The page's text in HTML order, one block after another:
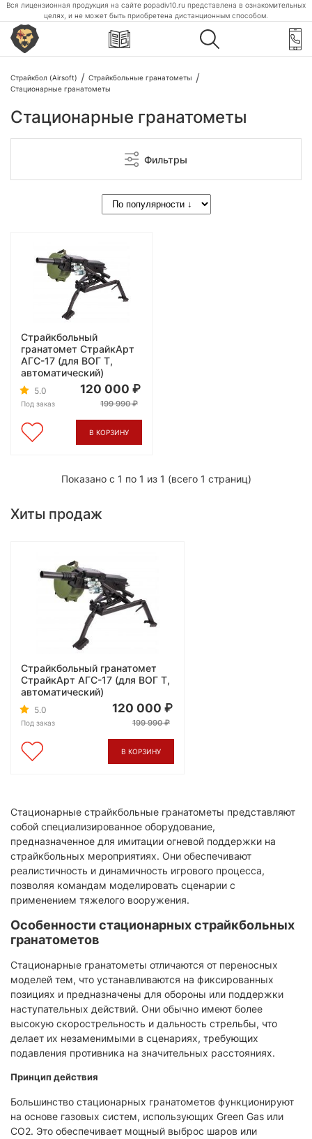
Вся лицензионная продукция на сайте popadiv10.ru представлена в ознакомительных
целях, и не может быть приобретена дистанционным способом.
Страйкбол (Airsoft)
Страйкбольные гранатометы
Стационарные гранатометы
Стационарные гранатометы
Фильтры
Страйкбольный
гранатомет СтрайкАрт
АГС-17 (для ВОГ Т,
автоматический)
5.0
Под заказ
120 000
199 990
В КОРЗИНУ
Показано с 1 по 1 из 1 (всего 1 страниц)
Хиты продаж
Страйкбольный гранатомет
СтрайкАрт АГС-17 (для ВОГ Т,
автоматический)
5.0
Под заказ
120 000
199 990
В КОРЗИНУ
​Стационарные страйкбольные гранатометы представляют
собой специализированное оборудование,
предназначенное для имитации огневой поддержки на
страйкбольных мероприятиях. Они обеспечивают
реалистичность и динамичность игрового процесса,
позволяя командам моделировать сценарии с
применением тяжелого вооружения.​
Особенности стационарных страйкбольных
гранатометов
Стационарные гранатометы отличаются от переносных
моделей тем, что устанавливаются на фиксированных
позициях и предназначены для обороны или поддержки
наступательных действий. Они обычно имеют более
высокую скорострельность и дальность стрельбы, что
делает их незаменимыми в сценариях, требующих
подавления противника на значительных расстояниях.​
Принцип действия
Большинство стационарных гранатометов функционируют
на основе газовых систем, использующих Green Gas или
CO2. Это обеспечивает мощный выброс шаров или